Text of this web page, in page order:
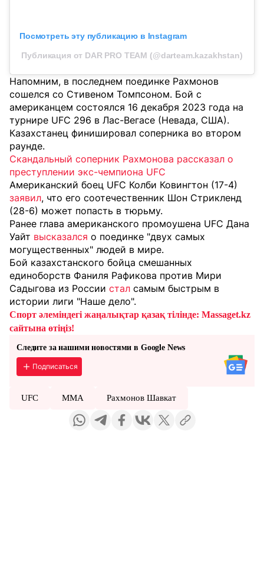
Посмотреть эту публикацию в Instagram
Публикация от DAR PRO TEAM (@darteam.kazakhstan)
Напомним, в последнем поединке Рахмонов
сошелся со Стивеном Томпсоном. Бой с
американцем состоялся 16 декабря 2023 года на
турнире UFC 296 в Лас-Вегасе (Невада, США).
Казахстанец финишировал соперника во втором
раунде.
Скандальный соперник Рахмонова рассказал о
преступлении экс-чемпиона UFC
Американский боец UFC Колби Ковингтон (17-4)
заявил, что его соотечественник Шон Стрикленд
(28-6) может попасть в тюрьму.
Ранее глава американского промоушена UFC Дана
Уайт высказался о поединке "двух самых
могущественных" людей в мире.
Бой казахстанского бойца смешанных
единоборств Фаниля Рафикова против Мири
Садыгова из России стал самым быстрым в
истории лиги "Наше дело".
Спорт әлеміндегі жаңалықтар қазақ тілінде: Massaget.kz
сайтына өтіңіз!
Следите за нашими новостями в Google News
Подписаться
UFC ММА Рахмонов Шавкат